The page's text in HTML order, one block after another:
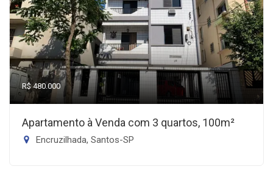
R$ 480.000
Apartamento à Venda com 3 quartos, 100m²
Encruzilhada, Santos-SP